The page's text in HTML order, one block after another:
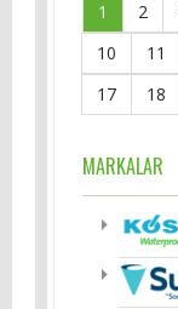
1 2
10
11
17
18
MARKALAR